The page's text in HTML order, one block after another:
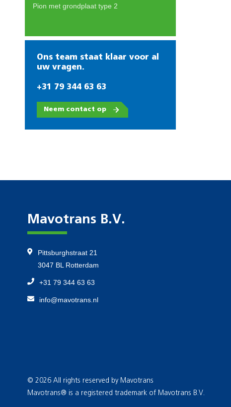
Pion met grondplaat type 2
Ons team staat klaar voor al
uw vragen.
+31 79 344 63 63
Neem contact op
Mavotrans B.V.
Pittsburghstraat 21
3047 BL Rotterdam
+31 79 344 63 63
info@mavotrans.nl
© 2026 All rights reserved by Mavotrans
Mavotrans® is a registered trademark of Mavotrans B.V.